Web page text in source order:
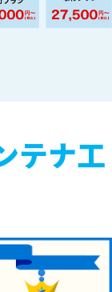
テナ工